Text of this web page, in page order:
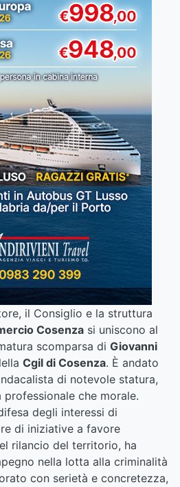
il Consiglio e la struttura
Cosenza si uniscono al
scomparsa di Giovanni
Cgil di Cosenza. È andato
di notevole statura,
che morale.
degli interessi di
di iniziative a favore
rilancio del territorio, ha
nella lotta alla criminalità
con serietà e concretezza,